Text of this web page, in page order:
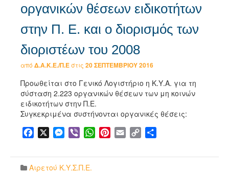
οργανικών θέσεων ειδικοτήτων
στην Π. Ε. και ο διορισμός των
διοριστέων του 2008
από Δ.Α.Κ.Ε./Π.Εστις 20 ΣΕΠΤΕΜΒΡΊΟΥ 2016
Προωθείται στο Γενικό Λογιστήριο η Κ.Υ.Α. για τη
σύσταση 2.223 οργανικών θέσεων των μη κοινών
ειδικοτήτων στην Π.Ε.
Συγκεκριμένα συστήνονται οργανικές θέσεις:
Facebook Messenger
Viber WhatsApp
Pinterest
Email Copy
Αιρετού Κ.Υ.Σ.Π.Ε.